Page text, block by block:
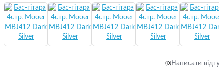
(0)Написати